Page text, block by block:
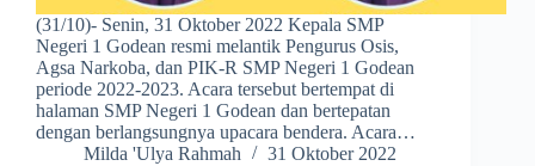
(31/10)- Senin, 31 Oktober 2022 Kepala SMP
Negeri 1 Godean resmi melantik Pengurus Osis,
Agsa Narkoba, dan PIK-R SMP Negeri 1 Godean
periode 2022-2023. Acara tersebut bertempat di
halaman SMP Negeri 1 Godean dan bertepatan
dengan berlangsungnya upacara bendera. Acara…
Milda 'Ulya Rahmah
31 Oktober 2022